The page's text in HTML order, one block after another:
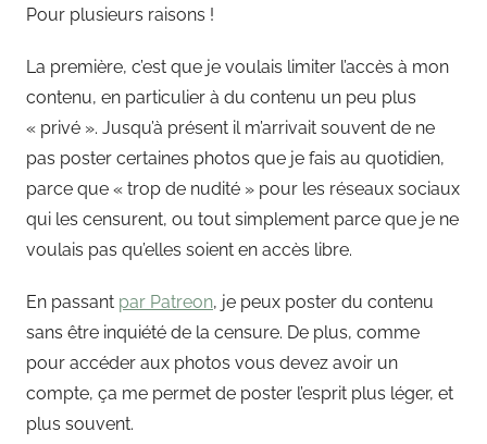
Pour plusieurs raisons !
La première, c’est que je voulais limiter l’accès à mon
contenu, en particulier à du contenu un peu plus
« privé ». Jusqu’à présent il m’arrivait souvent de ne
pas poster certaines photos que je fais au quotidien,
parce que « trop de nudité » pour les réseaux sociaux
qui les censurent, ou tout simplement parce que je ne
voulais pas qu’elles soient en accès libre.
En passant par Patreon, je peux poster du contenu
sans être inquiété de la censure. De plus, comme
pour accéder aux photos vous devez avoir un
compte, ça me permet de poster l’esprit plus léger, et
plus souvent.